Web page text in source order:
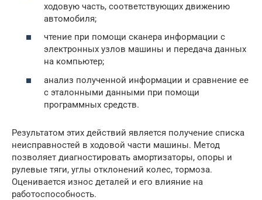
ходовую часть, соответствующих движению
автомобиля;
чтение при помощи сканера информации с
электронных узлов машины и передача данных
на компьютер;
анализ полученной информации и сравнение ее
с эталонными данными при помощи
программных средств.
Результатом этих действий является получение списка
неисправностей в ходовой части машины. Метод
позволяет диагностировать амортизаторы, опоры и
рулевые тяги, углы отклонений колес, тормоза.
Оценивается износ деталей и его влияние на
работоспособность.